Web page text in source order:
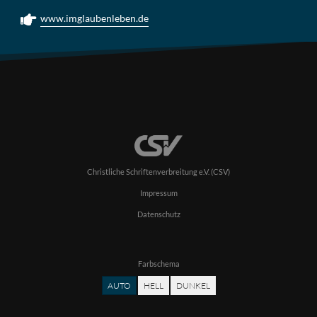
www.imglaubenleben.de
Christliche Schriftenverbreitung e.V. (CSV)
Impressum
Datenschutz
Farbschema
AUTO HELL DUNKEL